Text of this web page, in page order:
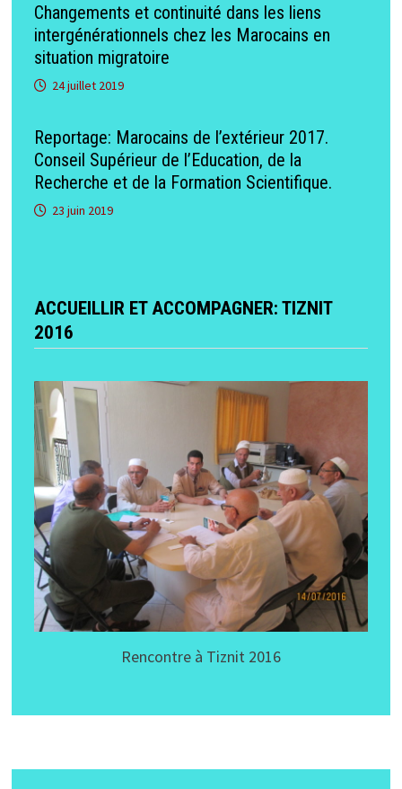
Changements et continuité dans les liens
intergénérationnels chez les Marocains en
situation migratoire
24 juillet 2019
Reportage: Marocains de l’extérieur 2017.
Conseil Supérieur de l’Education, de la
Recherche et de la Formation Scientifique.
23 juin 2019
ACCUEILLIR ET ACCOMPAGNER: TIZNIT
2016
Rencontre à Tiznit 2016